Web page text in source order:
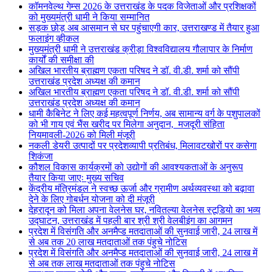
कॉमनवेल्थ गेम्स 2026 के उत्तराखंड के पदक विजेताओं और प्रशिक्षकों
को मुख्यमंत्री धामी ने किया सम्मानित
सड़क छोड़ अब आसमान से घर पहुंचाएगी कार, उत्तराखण्ड में तैयार हुआ
फलाइंग व्हीकल
मुख्यमंत्री धामी ने उत्तराखंड क्रीड़ा विश्वविद्यालय गौलापार के निर्माण
कार्यों की समीक्षा की
अखिल भारतीय ब्राह्मण एकता परिषद ने डॉ. वी.डी. शर्मा को सौंपी
उत्तराखंड प्रदेश अध्यक्ष की कमान
अखिल भारतीय ब्राह्मण एकता परिषद ने डॉ. वी.डी. शर्मा को सौंपी
उत्तराखंड प्रदेश अध्यक्ष की कमान
धामी कैबिनेट ने लिए कई महत्वपूर्ण निर्णय, अब सामान्य वर्ग के पशुपालकों
को भी गाय एवं भैंस खरीद पर मिलेगा अनुदान, मजदूरी संहिता
नियमावली-2026 को मिली मंजूरी
नकली डेयरी उत्पादों पर प्रदेशव्यापी प्रतिबंध, मिलावटखोरों पर कसेगा
शिकंजा
कौशल विकास कार्यक्रमों को उद्योगों की आवश्यकताओं के अनुरूप
तैयार किया जाएः मुख्य सचिव
केंद्रीय मंत्रिमंडल ने स्वच्छ ऊर्जा और ग्रामीण अर्थव्यवस्था को बढ़ावा
देने के लिए गोबर्धन योजना को दी मंजूरी
देहरादून को मिला अपना वेलनेस घर, नवितल्या वेलनेस स्टूडियो का भव्य
उद्घाटन, उत्तराखंड में पहली बार श्री श्री वेलबीइंग का आगमन
प्रदेश में विसंगति और अनमैप्ड मतदाताओं की सुनवाई जारी, 24 लाख में
से अब तक 20 लाख मतदाताओं तक पंहुचे नोटिस
प्रदेश में विसंगति और अनमैप्ड मतदाताओं की सुनवाई जारी, 24 लाख में
से अब तक लाख मतदाताओं तक पंहुचे नोटिस